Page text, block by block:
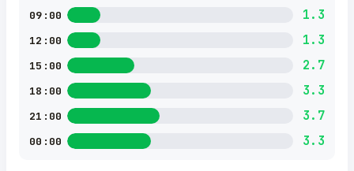
09:00 1.3
12:00 1.3
15:00 2.7
18:00 3.3
21:00 3.7
00:00 3.3